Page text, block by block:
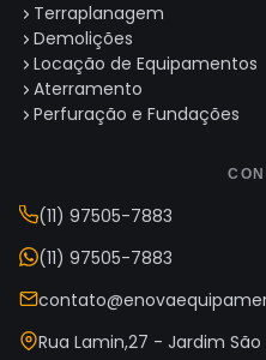
Terraplanagem
Demolições
Locação de Equipamentos
Aterramento
Perfuração e Fundações
(11) 97505-7883
(11) 97505-7883
Rua Lamin,27 - Jardim